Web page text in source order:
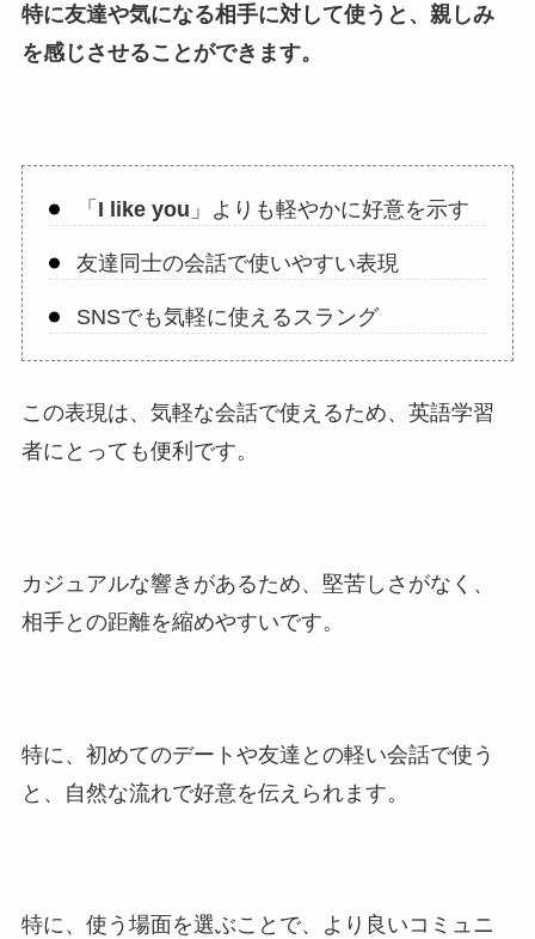
特に友達や気になる相手に対して使うと、親しみ
を感じさせることができます。
「 I like you 」よりも軽やかに好意を示す
友達同士の会話で使いやすい表現
SNSでも気軽に使えるスラング
この表現は、気軽な会話で使えるため、英語学習
者にとっても便利です。
カジュアルな響きがあるため、堅苦しさがなく、
相手との距離を縮めやすいです。
特に、初めてのデートや友達との軽い会話で使う
と、自然な流れで好意を伝えられます。
特に、使う場面を選ぶことで、より良いコミュニ